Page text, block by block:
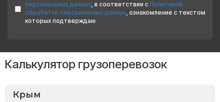
персональных данных, в соответствии с Политикой
обработки персональных данных, ознакомление с текстом
которых подтверждаю
Калькулятор грузоперевозок